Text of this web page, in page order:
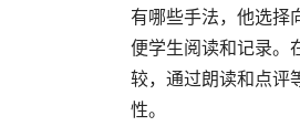
有哪些手法，他选择
便学生阅读和记录。
较，通过朗读和点评
性。